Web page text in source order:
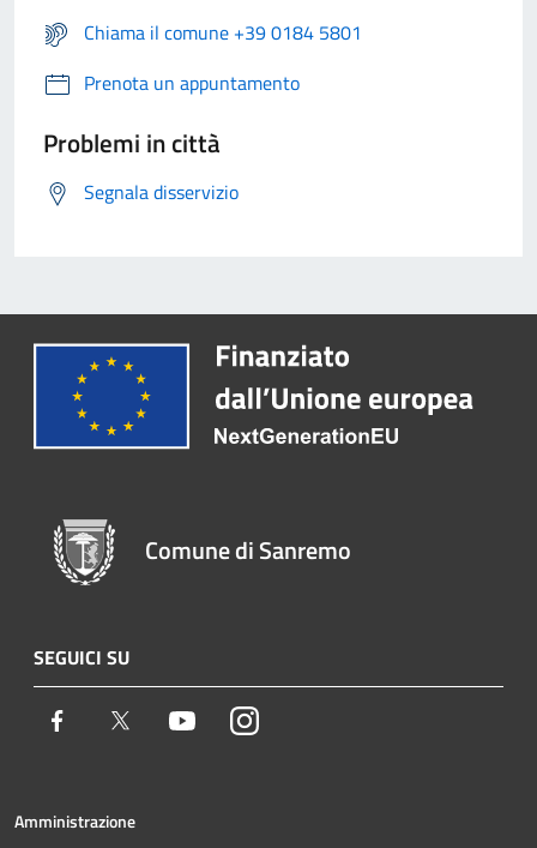
Chiama il comune +39 0184 5801
Prenota un appuntamento
Problemi in città
Segnala disservizio
Comune di Sanremo
SEGUICI SU
Facebook Twitter YoutubeInstagram
Amministrazione